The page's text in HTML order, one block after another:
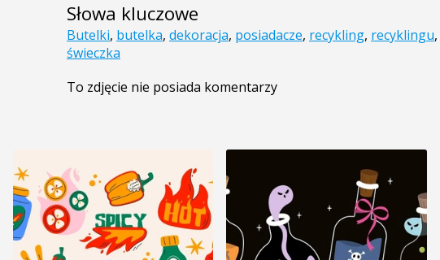
Słowa kluczowe
Butelki, butelka, dekoracja, posiadacze, recykling, recyklingu,
świeczka
To zdjęcie nie posiada komentarzy